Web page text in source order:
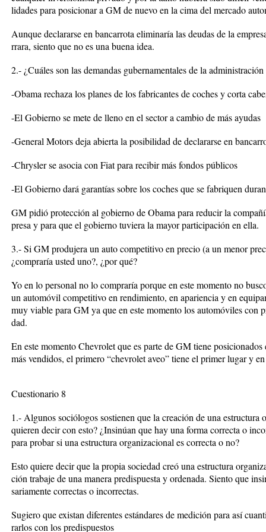
lidades para posicionar a GM de nuevo en la cima del mercado
Aunque declararse en bancarrota eliminaría las deudas de la
rrara, siento que no es una buena idea.
2.- ¿Cuáles son las demandas gubernamentales de la
-Obama rechaza los planes de los fabricantes de coches y corta
-El Gobierno se mete de lleno en el sector a cambio de más ayudas
-General Motors deja abierta la posibilidad de declararse en
-Chrysler se asocia con Fiat para recibir más fondos públicos
-El Gobierno dará garantías sobre los coches que se fabriquen
GM pidió protección al gobierno de Obama para reducir la
presa y para que el gobierno tuviera la mayor participación en ella.
3.- Si GM produjera un auto competitivo en precio (a un menor
¿compraría usted uno?, ¿por qué?
Yo en lo personal no lo compraría porque en este momento no
un automóvil competitivo en rendimiento, en apariencia y en
muy viable para GM ya que en este momento los automóviles con
dad.
En este momento Chevrolet que es parte de GM tiene
más vendidos, el primero “chevrolet aveo” tiene el primer lugar y
Cuestionario 8
1.- Algunos sociólogos sostienen que la creación de una
quieren decir con esto? ¿Insinúan que hay una forma correcta o
para probar si una estructura organizacional es correcta o no?
Esto quiere decir que la propia sociedad creó una estructura
ción trabaje de una manera predispuesta y ordenada. Siento que
sariamente correctas o incorrectas.
Sugiero que existan diferentes estándares de medición para así
rarlos con los predispuestos